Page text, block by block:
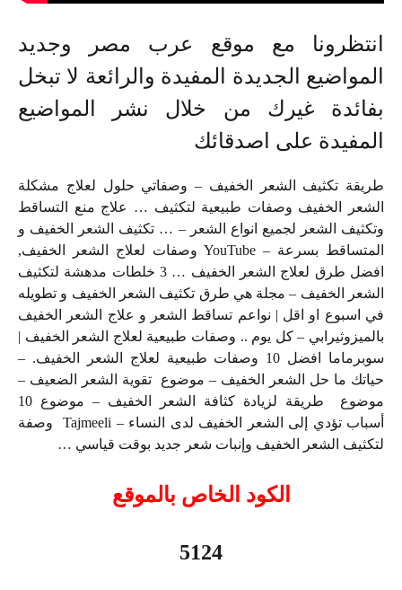
انتظرونا مع موقع عرب مصر وجديد
المواضيع الجديدة المفيدة والرائعة لا تبخل
بفائدة غيرك من خلال نشر المواضيع
المفيدة على اصدقائك
طريقة تكثيف الشعر الخفيف – وصفاتي حلول لعلاج مشكلة
الشعر الخفيف وصفات طبيعية لتكثيف … علاج منع التساقط
وتكثيف الشعر لجميع انواع الشعر – … تكثيف الشعر الخفيف و
المتساقط بسرعة – YouTube وصفات لعلاج الشعر الخفيف,
افضل طرق لعلاج الشعر الخفيف … 3 خلطات مدهشة لتكثيف
الشعر الخفيف – مجلة هي طرق تكثيف الشعر الخفيف و تطويله
في اسبوع او اقل | نواعم تساقط الشعر و علاج الشعر الخفيف
بالميزوثيرابي – كل يوم .. وصفات طبيعية لعلاج الشعر الخفيف |
سوبرماما افضل 10 وصفات طبيعية لعلاج الشعر الخفيف. –
حياتك ما حل الشعر الخفيف – موضوع تقوية الشعر الضعيف –
موضوع طريقة لزيادة كثافة الشعر الخفيف – موضوع 10
أسباب تؤدي إلى الشعر الخفيف لدى النساء – Tajmeeli وصفة
لتكثيف الشعر الخفيف وإنبات شعر جديد بوقت قياسي …
الكود الخاص بالموقع
5124